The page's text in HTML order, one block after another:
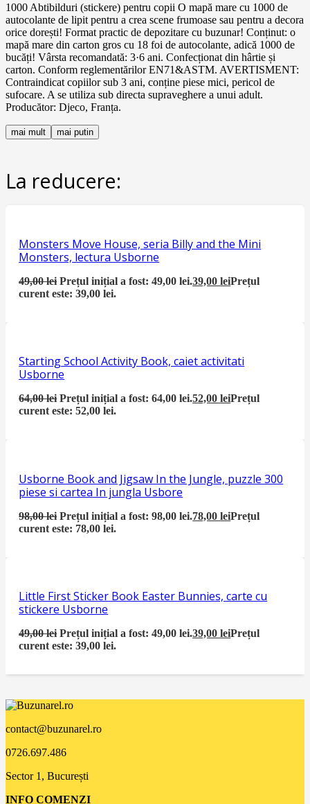
1000 Abtibilduri (stickere) pentru copii O mapă mare cu 1000 de
autocolante de lipit pentru a crea scene frumoase sau pentru a decora
orice dorești! Format practic de depozitare cu buzunar! Conținut: o
mapă mare din carton gros cu 18 foi de autocolante, adică 1000 de
bucăți! Vârsta recomandată: 3·6 ani. Confecționat din hârtie și
carton. Conform reglementărilor EN71&ASTM. AVERTISMENT:
Contraindicat copiilor sub 3 ani, conține piese mici, pericol de
sufocare. A se utiliza sub directa supraveghere a unui adult.
Producător: Djeco, Franța.
mai mult mai putin
La reducere:
Monsters Move House, seria Billy and the Mini
Monsters, lectura Usborne
49,00lei Prețul inițial a fost: 49,00 lei.39,00leiPrețul
curent este: 39,00 lei.
Starting School Activity Book, caiet activitati
Usborne
64,00lei Prețul inițial a fost: 64,00 lei.52,00leiPrețul
curent este: 52,00 lei.
Usborne Book and Jigsaw In the Jungle, puzzle 300
piese si cartea In jungla Usbore
98,00lei Prețul inițial a fost: 98,00 lei.78,00leiPrețul
curent este: 78,00 lei.
Little First Sticker Book Easter Bunnies, carte cu
stickere Usborne
49,00lei Prețul inițial a fost: 49,00 lei.39,00leiPrețul
curent este: 39,00 lei.
contact@buzunarel.ro
0726.697.486
Sector 1, București
INFO COMENZI